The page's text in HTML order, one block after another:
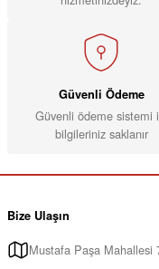
Güvenli Ödeme
Güvenli ödeme sistemi
bilgileriniz saklanır
Bize Ulaşın
Mustafa Paşa Mahallesi